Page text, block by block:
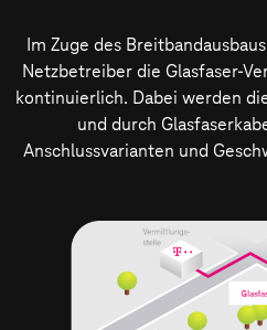
Im Zuge des
Netzbetreiber die Glasfaser-
kontinuierlich. Dabei werden
und durch
Anschlussvarianten und